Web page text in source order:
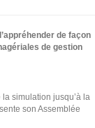
de façon
de gestion
simulation jusqu’à la
son Assemblée